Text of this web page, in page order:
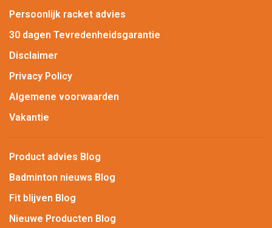
Persoonlijk racket advies
30 dagen Tevredenheidsgarantie
Disclaimer
Privacy Policy
Algemene voorwaarden
Vakantie
Product advies Blog
Badminton nieuws Blog
Fit blijven Blog
Nieuwe Producten Blog